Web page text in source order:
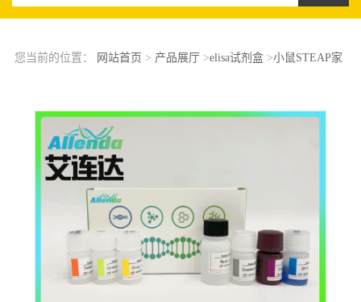
您当前的位置： 网站首页 > 产品展厅 >elisa试剂盒>小鼠STEAP家